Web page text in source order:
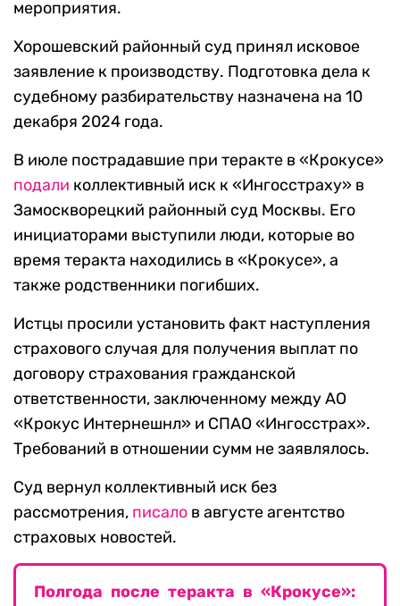
мероприятия.
Хорошевский районный суд принял исковое
заявление к производству. Подготовка дела к
судебному разбирательству назначена на 10
декабря 2024 года.
В июле пострадавшие при теракте в «Крокусе»
подали коллективный иск к «Ингосстраху» в
Замоскворецкий районный суд Москвы. Его
инициаторами выступили люди, которые во
время теракта находились в «Крокусе», а
также родственники погибших.
Истцы просили установить факт наступления
страхового случая для получения выплат по
договору страхования гражданской
ответственности, заключенному между АО
«Крокус Интернешнл» и СПАО «Ингосстрах».
Требований в отношении сумм не заявлялось.
Суд вернул коллективный иск без
рассмотрения, писало в августе агентство
страховых новостей.
Полгода после теракта в «Крокусе»: